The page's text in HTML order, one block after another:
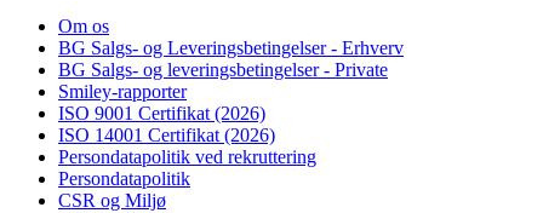
Om os
BG Salgs- og Leveringsbetingelser - Erhverv
BG Salgs- og leveringsbetingelser - Private
Smiley-rapporter
ISO 9001 Certifikat (2026)
ISO 14001 Certifikat (2026)
Persondatapolitik ved rekruttering
Persondatapolitik
CSR og Miljø